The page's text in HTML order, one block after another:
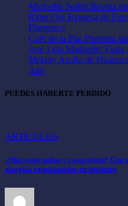
Micheille Soifer Revela
Riber Oré Regresa de
Flamenco
Café de la Paz Presenta
José Luis Madueño Visita
Melany Azaña de
Año
PUEDES HABERTE PERDIDO
ARTÍCULOS
¿Más estornudos y congestión?
alergias respiratorias en invierno